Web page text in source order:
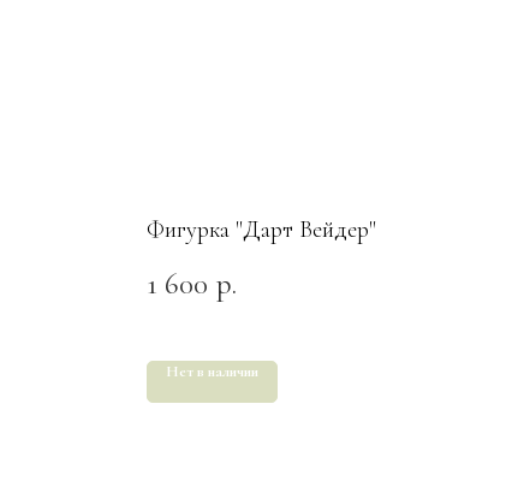
Фигурка "Дарт Вейдер"
1 600 р.
Нет в наличии